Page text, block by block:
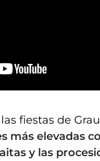
fiestas de
más elevadas
y las